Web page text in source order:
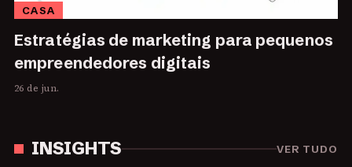
CASA
Estratégias de marketing para pequenos
empreendedores digitais
26 de jun.
INSIGHTS VER TUDO